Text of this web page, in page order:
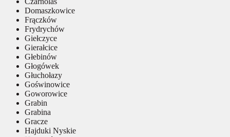
Domaszkowice
Frączków
Frydrychów
Giełczyce
Gierałcice
Głebinów
Głogówek
Głuchołazy
Goświnowice
Goworowice
Grabin
Grabina
Gracze
Hajduki Nyskie